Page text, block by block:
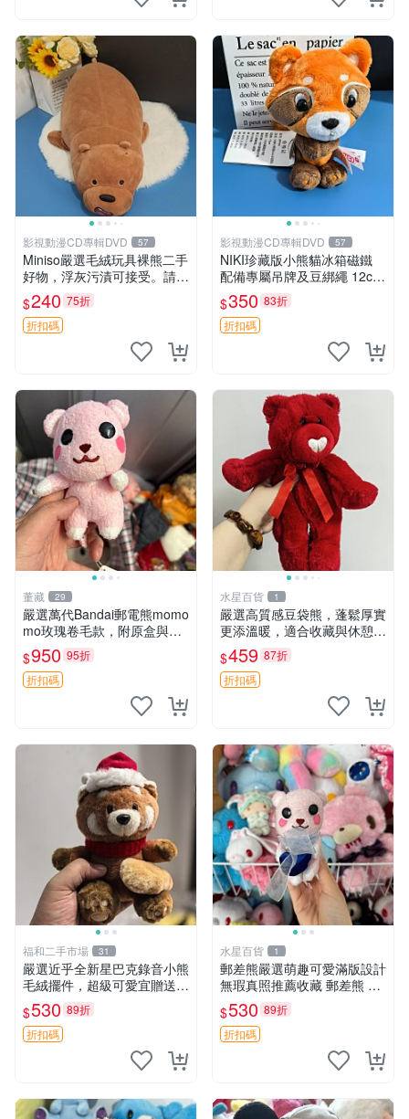
影視動漫CD專輯DVD 57
Miniso嚴選毛絨玩具裸熊二手
好物，浮灰污漬可接受。請詳
閱照片再下單，售出不退不
換。全新品相收藏推薦。 裸
熊 毛絨玩具 收藏
$240 75折
折扣碼
影視動漫CD專輯DVD 57
NIKI珍藏版小熊貓冰箱磁鐵
配備專屬吊牌及豆綁繩 12cm
廢品嚴選 好評推薦 小熊貓冰
箱貼 磁鐵掛件 冰箱飾品
$350 83折
折扣碼
董藏 29
嚴選萬代Bandai郵電熊momo
mo玫瑰卷毛款，附原盒與吊
牌，粉嫩可愛入手即柔軟～
玫瑰卷毛 郵電熊 正品
$950 95折
折扣碼
水星百貨 1
嚴選高質感豆袋熊，蓬鬆厚實
更添溫暖，適合收藏與休憩。
前胸填充飽滿，背部亦具優雅
設計。 豆袋熊 保暖 溫柔 蓬
松
$459 87折
折扣碼
福和二手市場 31
嚴選近乎全新星巴克錄音小熊
毛絨擺件，超級可愛宜贈送掛
飾 錄音小熊 毛絨擺件 贈品
$530 89折
折扣碼
水星百貨 1
郵差熊嚴選萌趣可愛滿版設計
無瑕真照推薦收藏 郵差熊 熊
抱枕 紅薯啵啵間
$530 89折
折扣碼